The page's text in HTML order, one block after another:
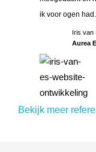
Iris van
Aurea
ik voor ogen had.
Bekijk meer